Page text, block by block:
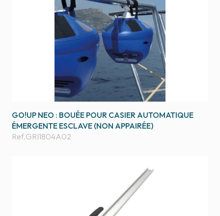
GO!UP NEO : BOUÉE POUR CASIER AUTOMATIQUE
ÉMERGENTE ESCLAVE (NON APPAIRÉE)
Ref.GRI1804A02